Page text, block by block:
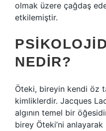
olmak üzere çağdaş
etkilemiştir.
NEDIR?
Öteki, bireyin kendi öz
kimliklerdir. Jacques
algının temel bir
birey Öteki’ni